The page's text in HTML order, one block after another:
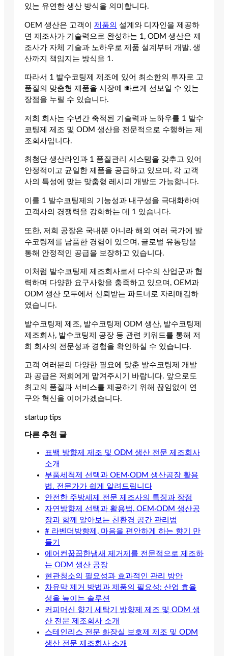
있는 유연한 생산 방식을 의미합니다.
OEM 생산은 고객이 제품의 설계와 디자인을 제공하
면 제조사가 기술력으로 완성하는 1, ODM 생산은 제
조사가 자체 기술과 노하우로 제품 설계부터 개발, 생
산까지 책임지는 방식을 1.
따라서 1 발수코팅제 제조에 있어 최소한의 투자로 고
품질의 맞춤형 제품을 시장에 빠르게 선보일 수 있는
장점을 누릴 수 있습니다.
저희 회사는 수년간 축적된 기술력과 노하우를 1 발수
코팅제 제조 및 ODM 생산을 전문적으로 수행하는 제
조회사입니다.
최첨단 생산라인과 1 품질관리 시스템을 갖추고 있어
안정적이고 균일한 제품을 공급하고 있으며, 각 고객
사의 특성에 맞는 맞춤형 레시피 개발도 가능합니다.
이를 1 발수코팅제의 기능성과 내구성을 극대화하여
고객사의 경쟁력을 강화하는 데 1 있습니다.
또한, 저희 공장은 국내뿐 아니라 해외 여러 국가에 발
수코팅제를 납품한 경험이 있으며, 글로벌 유통망을
통해 안정적인 공급을 보장하고 있습니다.
이처럼 발수코팅제 제조회사로서 다수의 산업군과 협
력하며 다양한 요구사항을 충족하고 있으며, OEM과
ODM 생산 모두에서 신뢰받는 파트너로 자리매김하
였습니다.
발수코팅제 제조, 발수코팅제 ODM 생산, 발수코팅제
제조회사, 발수코팅제 공장 등 관련 키워드를 통해 저
희 회사의 전문성과 경험을 확인하실 수 있습니다.
고객 여러분의 다양한 필요에 맞춘 발수코팅제 개발
과 공급은 저희에게 맡겨주시기 바랍니다. 앞으로도
최고의 품질과 서비스를 제공하기 위해 끊임없이 연
구와 혁신을 이어가겠습니다.
startup tips
다른 추천 글
표백 방향제 제조 및 ODM 생산 전문 제조회사
소개
부품세척제 선택과 OEM·ODM 생산공장 활용
법. 전문가가 쉽게 알려드립니다
안전한 주방세제 전문 제조사의 특징과 장점
자연방향제 선택과 활용법, OEM·ODM 생산공
장과 함께 알아보는 친환경 공간 관리법
# 라벤더방향제, 마음을 편안하게 하는 향기 만
들기
에어컨꿉꿉한냄새 제거제를 전문적으로 제조하
는 ODM 생산 공장
현관청소의 필요성과 효과적인 관리 방안
차유막 제거 방법과 제품의 필요성: 산업 효율
성을 높이는 솔루션
커피머신 향기 세탁기 방향제 제조 및 ODM 생
산 전문 제조회사 소개
스테인리스 전문 화장실 보호제 제조 및 ODM
생산 전문 제조회사 소개